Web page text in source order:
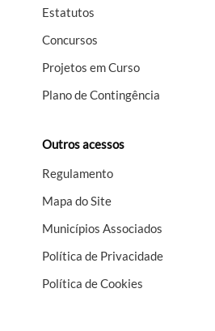
Estatutos
Concursos
Projetos em Curso
Plano de Contingência
Outros acessos
Regulamento
Mapa do Site
Municípios Associados
Política de Privacidade
Política de Cookies